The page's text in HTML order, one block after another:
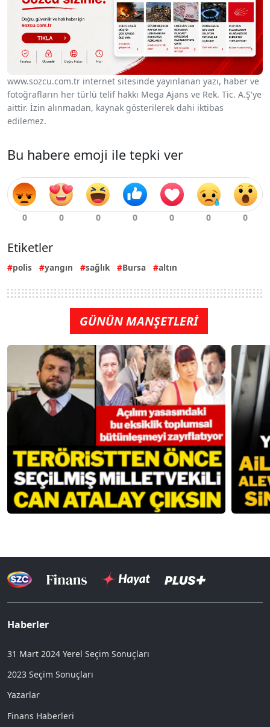
www.sozcu.com.tr internet sitesinde yayınlanan yazı, haber ve
fotoğrafların her türlü telif hakkı Mega Ajans ve Rek. Tic. A.Ş'ye
aittir. İzin alınmadan, kaynak gösterilerek dahi iktibas
edilemez.
Bu habere emoji ile tepki ver
Etiketler
polis yangın sağlık Bursa altın
GÜNÜN MANŞETLERİ
Haberler
31 Mart 2024 Yerel Seçim Sonuçları
2023 Seçim Sonuçları
Yazarlar
Finans Haberleri